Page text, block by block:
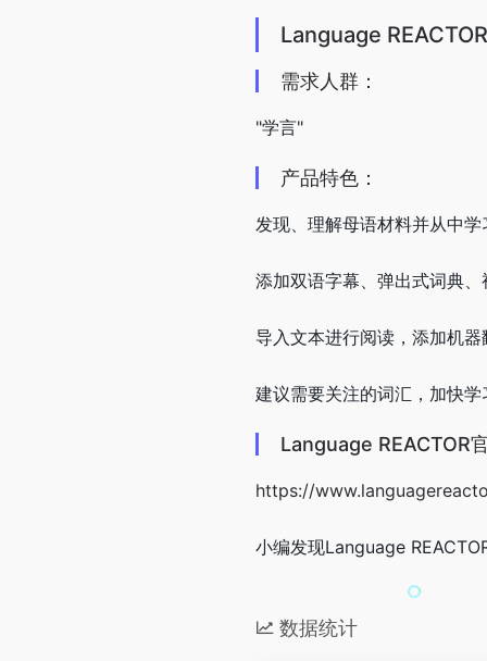
Language
需求人群：
"学言"
产品特色：
发现、理解母语材料并从中学
添加双语字幕、弹出式词典
导入文本进行阅读，添加机
建议需要关注的词汇，加快学
Language REACTOR
https://
小编发现Language
数据统计